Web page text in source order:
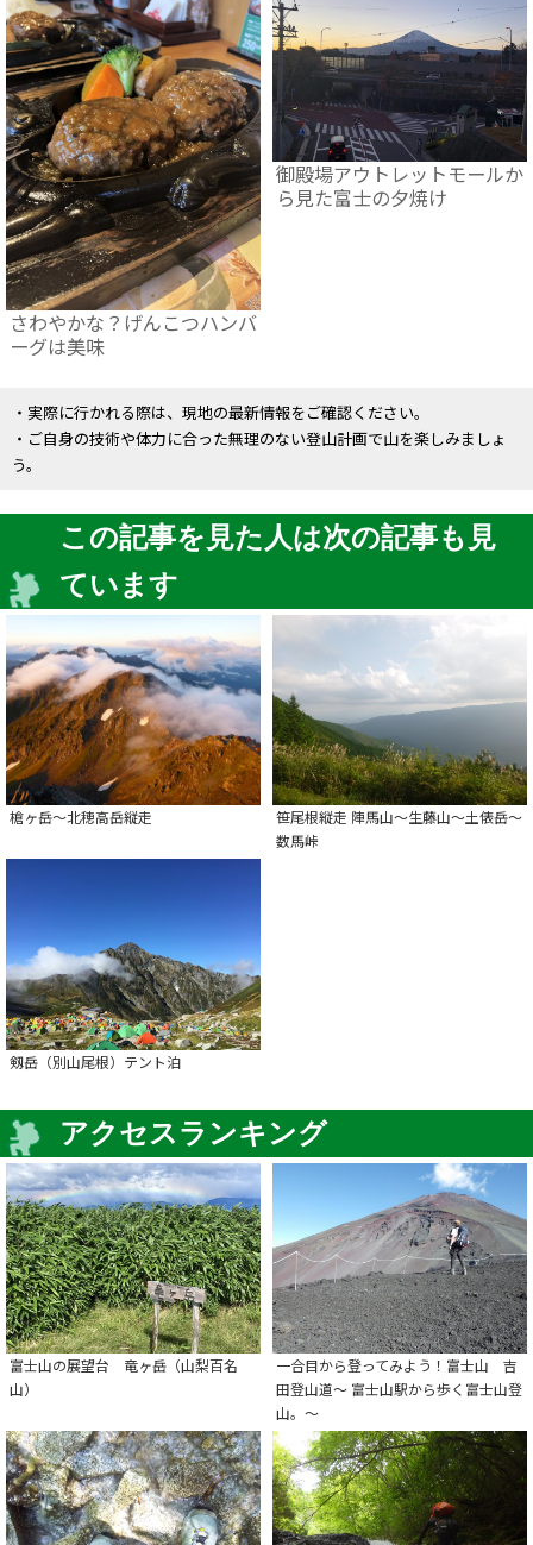
さわやかな？げんこつハンバ
ーグは美味
御殿場アウトレットモールか
ら見た富士の夕焼け
・実際に行かれる際は、現地の最新情報をご確認ください。
・ご自身の技術や体力に合った無理のない登山計画で山を楽しみましょ
う。
この記事を見た人は次の記事も見
ています
槍ヶ岳～北穂高岳縦走
笹尾根縦走 陣馬山～生藤山～土俵岳～
数馬峠
剱岳（別山尾根）テント泊
アクセスランキング
富士山の展望台 竜ヶ岳（山梨百名
山）
一合目から登ってみよう！富士山 吉
田登山道～ 富士山駅から歩く富士山登
山。～